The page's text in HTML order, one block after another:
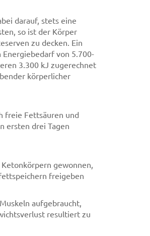
darauf, stets eine
so ist der Körper
zu decken. Ein
von 5.700-
3.300 kJ zugerechnet
körperlicher
freie Fettsäuren und
ersten drei Tagen
Ketonkörpern gewonnen,
freigeben
aufgebraucht,
resultiert zu